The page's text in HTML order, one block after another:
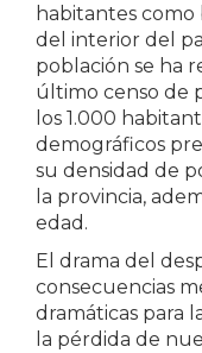
habitantes
del interior del
población se ha
último censo de
los 1.000
demográficos
su densidad de
la provincia,
edad.
El drama del
consecuencias
dramáticas para
la pérdida de